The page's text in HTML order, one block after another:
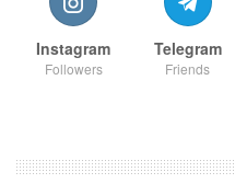
Telegram
Friends
Instagram
Followers